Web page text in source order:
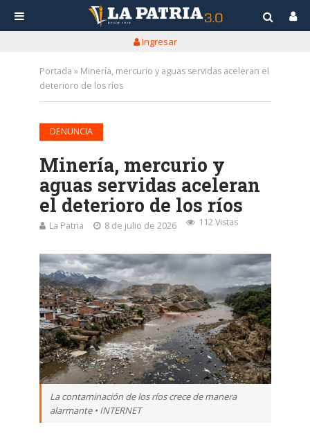
Ingresar
Portada » Minería, mercurio y aguas servidas aceleran el
deterioro de los ríos
DENUNCIA
Minería, mercurio y
aguas servidas aceleran
el deterioro de los ríos
La Patria 8 de julio de 2026 112 Vistas
La contaminación de los ríos crece de manera
alarmante • INTERNET